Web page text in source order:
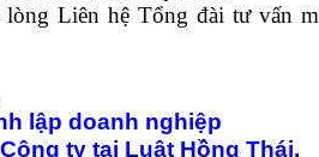
Liên hệ Tổng đài tư vấn
lập doanh nghiệp
ty tại Luật Hồng Thái.